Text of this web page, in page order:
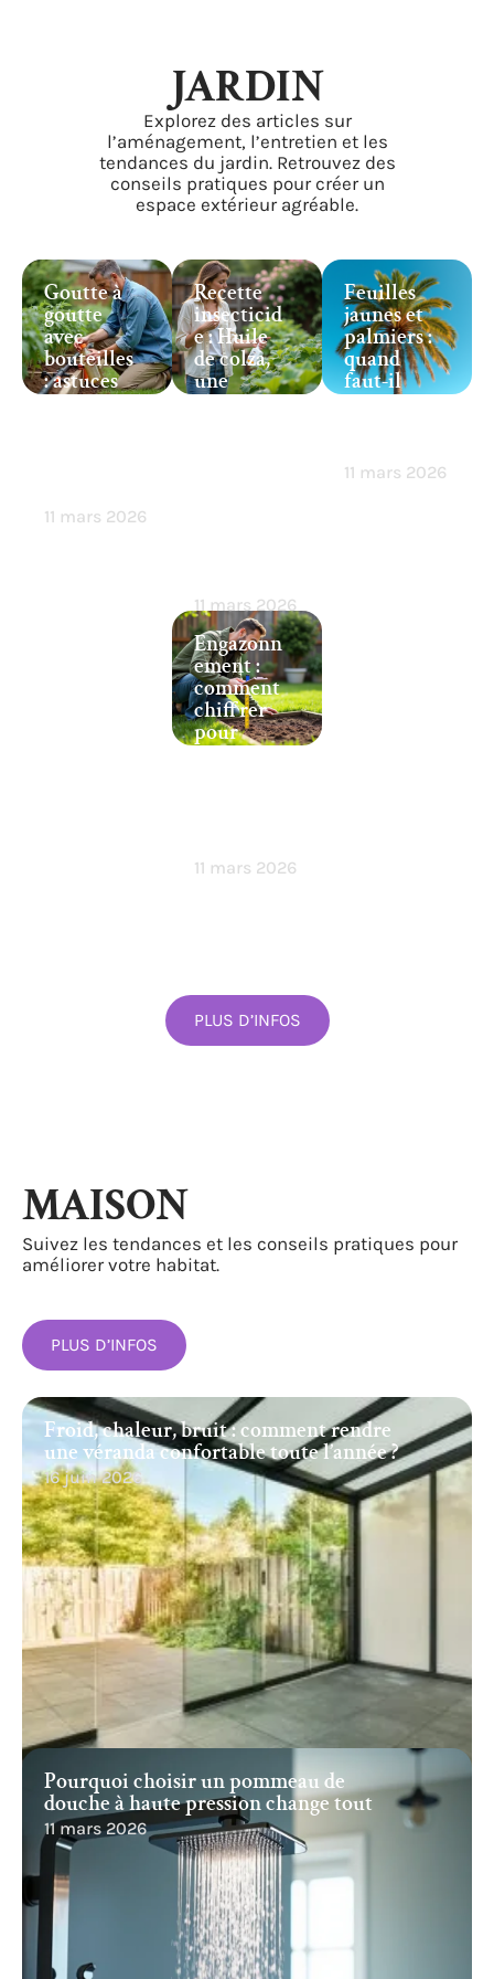
JARDIN
Explorez des articles sur
l’aménagement, l’entretien et les
tendances du jardin. Retrouvez des
conseils pratiques pour créer un
espace extérieur agréable.
Goutte à
goutte
avec
bouteilles
: astuces
pratiques
11 mars 2026
Recette
insecticid
e : Huile
de colza,
une
alternativ
11 mars 2026
Engazonn
ement :
comment
chiffrer
pour
réussir
11 mars 2026
Feuilles
jaunes et
palmiers :
quand
faut-il
vraiment
11 mars 2026
PLUS D’INFOS
MAISON
Suivez les tendances et les conseils pratiques pour
améliorer votre habitat.
PLUS D’INFOS
Froid, chaleur, bruit : comment rendre
une véranda confortable toute l’année ?
16 juin 2026
Pourquoi choisir un pommeau de
douche à haute pression change tout
11 mars 2026